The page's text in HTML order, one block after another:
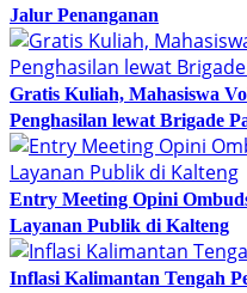
Jalur Penanganan
Gratis Kuliah, Mahasiswa
Penghasilan lewat Brigade
Entry Meeting Opini
Layanan Publik di Kalteng
Inflasi Kalimantan Tengah